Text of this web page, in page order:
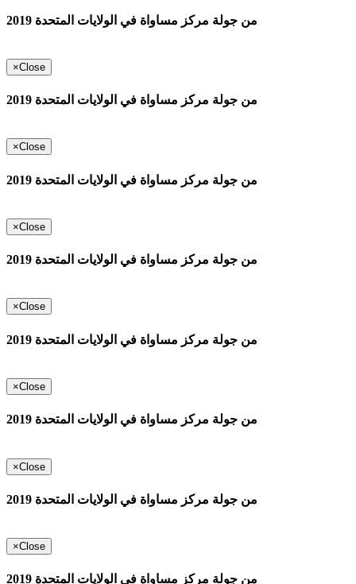
من جولة مركز مساواة في الولايات المتحدة 2019
×Close
من جولة مركز مساواة في الولايات المتحدة 2019
×Close
من جولة مركز مساواة في الولايات المتحدة 2019
×Close
من جولة مركز مساواة في الولايات المتحدة 2019
×Close
من جولة مركز مساواة في الولايات المتحدة 2019
×Close
من جولة مركز مساواة في الولايات المتحدة 2019
×Close
من جولة مركز مساواة في الولايات المتحدة 2019
×Close
من جولة مركز مساواة في الولايات المتحدة 2019